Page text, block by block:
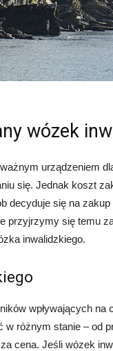
wózek
urządzeniem
się. Jednak koszt
decyduje się na
przyjrzymy się temu
inwalidzkiego.
wpływających na
w różnym stanie – od
cena. Jeśli wózek